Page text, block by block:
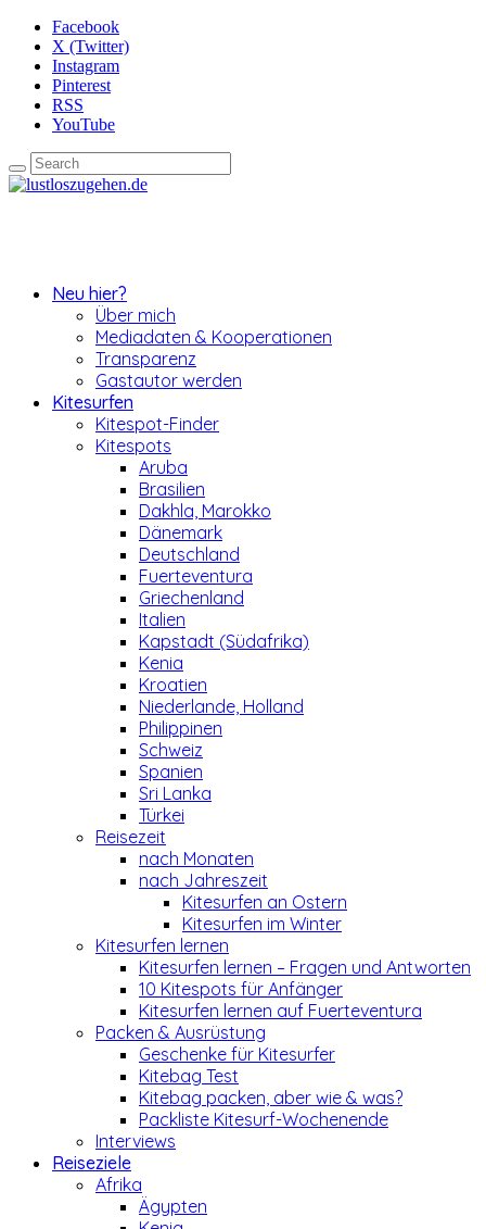
Facebook
X (Twitter)
Instagram
Pinterest
RSS
YouTube
Neu hier?
Über mich
Mediadaten & Kooperationen
Transparenz
Gastautor werden
Kitesurfen
Kitespot-Finder
Kitespots
Aruba
Brasilien
Dakhla, Marokko
Dänemark
Deutschland
Fuerteventura
Griechenland
Italien
Kapstadt (Südafrika)
Kenia
Kroatien
Niederlande, Holland
Philippinen
Schweiz
Spanien
Sri Lanka
Türkei
Reisezeit
nach Monaten
nach Jahreszeit
Kitesurfen an Ostern
Kitesurfen im Winter
Kitesurfen lernen
Kitesurfen lernen – Fragen und Antworten
10 Kitespots für Anfänger
Kitesurfen lernen auf Fuerteventura
Packen & Ausrüstung
Geschenke für Kitesurfer
Kitebag Test
Kitebag packen, aber wie & was?
Packliste Kitesurf-Wochenende
Interviews
Reiseziele
Afrika
Ägypten